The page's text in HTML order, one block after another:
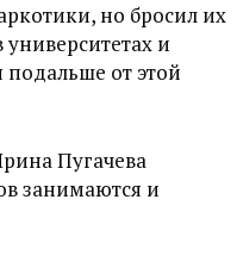
но бросил их
и
от этой
Пугачева
занимаются и